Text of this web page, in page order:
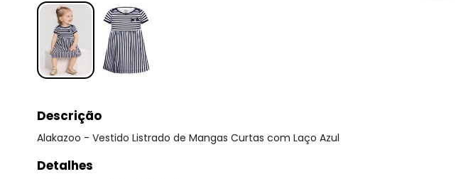
Descrição
Alakazoo - Vestido Listrado de Mangas Curtas com Laço Azul
Detalhes